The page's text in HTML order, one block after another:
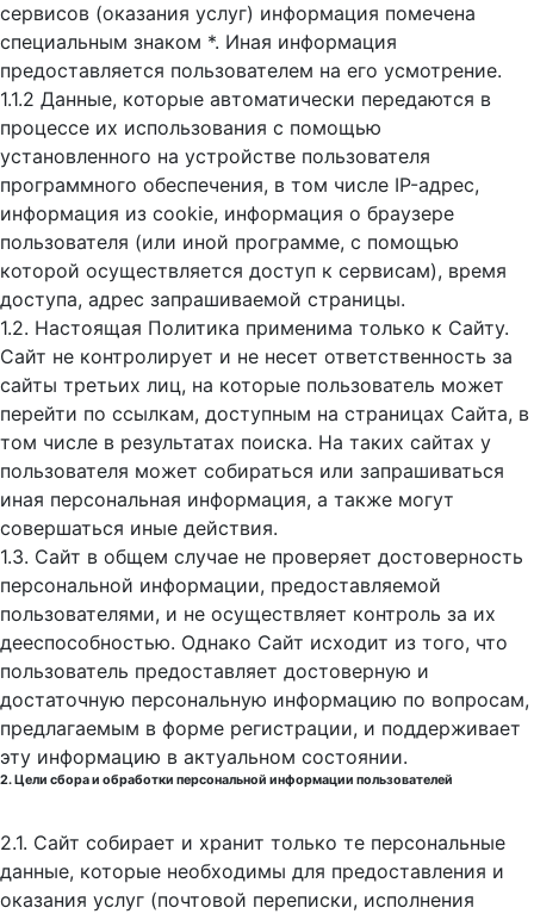
сервисов (оказания услуг) информация помечена
специальным знаком *. Иная информация
предоставляется пользователем на его усмотрение.
1.1.2 Данные, которые автоматически передаются в
процессе их использования с помощью
установленного на устройстве пользователя
программного обеспечения, в том числе IP-адрес,
информация из cookie, информация о браузере
пользователя (или иной программе, с помощью
которой осуществляется доступ к cервисам), время
доступа, адрес запрашиваемой страницы.
1.2. Настоящая Политика применима только к Сайту.
Сайт не контролирует и не несет ответственность за
сайты третьих лиц, на которые пользователь может
перейти по ссылкам, доступным на страницах Сайта, в
том числе в результатах поиска. На таких сайтах у
пользователя может собираться или запрашиваться
иная персональная информация, а также могут
совершаться иные действия.
1.3. Сайт в общем случае не проверяет достоверность
персональной информации, предоставляемой
пользователями, и не осуществляет контроль за их
дееспособностью. Однако Сайт исходит из того, что
пользователь предоставляет достоверную и
достаточную персональную информацию по вопросам,
предлагаемым в форме регистрации, и поддерживает
эту информацию в актуальном состоянии.
2. Цели сбора и обработки персональной информации пользователей
2.1. Сайт собирает и хранит только те персональные
данные, которые необходимы для предоставления и
оказания услуг (почтовой переписки, исполнения